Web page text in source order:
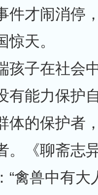
件才闹消停
天。
孩子在社会
有能力保护
体的保护者
。《聊斋志
“禽兽中有大